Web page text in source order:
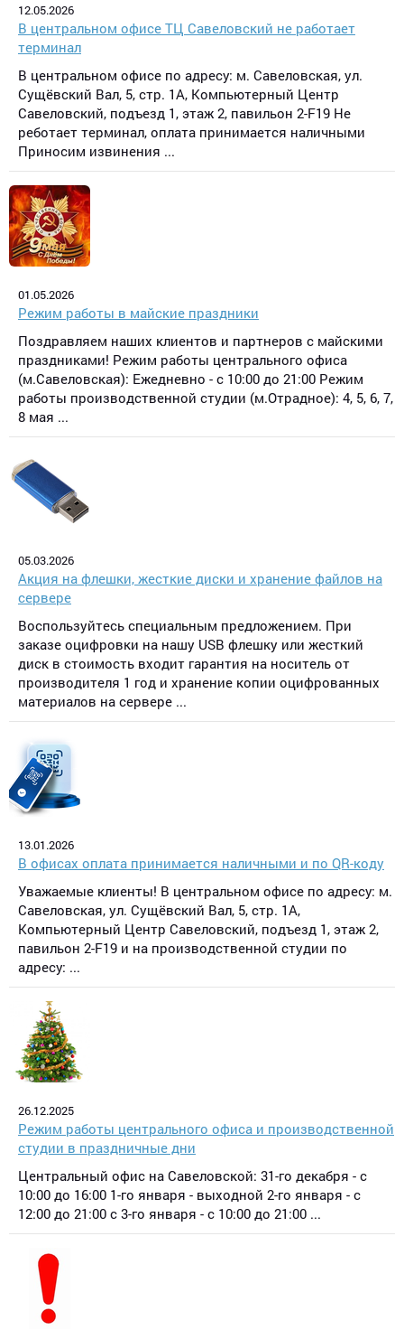
12.05.2026
В центральном офисе ТЦ Савеловский не работает
терминал
В центральном офисе по адресу: м. Савеловская, ул.
Сущёвский Вал, 5, стр. 1А, Компьютерный Центр
Савеловский, подъезд 1, этаж 2, павильон 2-F19 Не
реботает терминал, оплата принимается наличными
Приносим извинения ...
01.05.2026
Режим работы в майские праздники
Поздравляем наших клиентов и партнеров с майскими
праздниками! Режим работы центрального офиса
(м.Савеловская): Ежедневно - с 10:00 до 21:00 Режим
работы производственной студии (м.Отрадное): 4, 5, 6, 7,
8 мая ...
05.03.2026
Акция на флешки, жесткие диски и хранение файлов на
сервере
Воспользуйтесь специальным предложением. При
заказе оцифровки на нашу USB флешку или жесткий
диск в стоимость входит гарантия на носитель от
производителя 1 год и хранение копии оцифрованных
материалов на сервере ...
13.01.2026
В офисах оплата принимается наличными и по QR-коду
Уважаемые клиенты! В центральном офисе по адресу: м.
Савеловская, ул. Сущёвский Вал, 5, стр. 1А,
Компьютерный Центр Савеловский, подъезд 1, этаж 2,
павильон 2-F19 и на производственной студии по
адресу: ...
26.12.2025
Режим работы центрального офиса и производственной
студии в праздничные дни
Центральный офис на Савеловской: 31-го декабря - с
10:00 до 16:00 1-го января - выходной 2-го января - с
12:00 до 21:00 с 3-го января - с 10:00 до 21:00 ...